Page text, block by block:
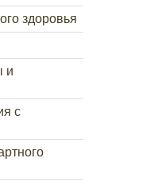
здоровья
и
с